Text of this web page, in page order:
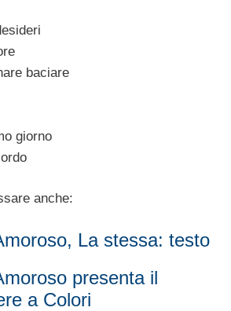
baciare
giorno
anche:
La stessa: testo
presenta il
a Colori